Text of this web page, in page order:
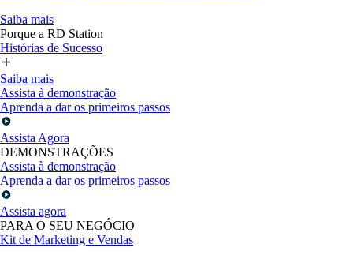
Saiba mais
Porque a RD Station
Histórias de Sucesso
Saiba mais
Assista à demonstração
Aprenda a dar os primeiros passos
Assista Agora
DEMONSTRAÇÕES
Assista à demonstração
Aprenda a dar os primeiros passos
Assista agora
PARA O SEU NEGÓCIO
Kit de Marketing e Vendas